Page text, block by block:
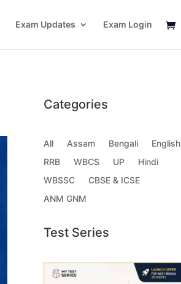
Exam Updates Exam Login
Categories
All Assam Bengali
English
RRB
WBCS UP
Hindi
WBSSC
CBSE & ICSE
ANM GNM
Test Series